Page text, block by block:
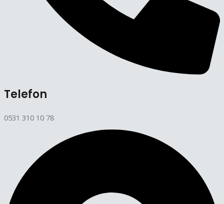
Telefon
0531 310 10 78